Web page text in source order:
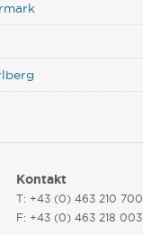
Kontakt
T: +43 (0) 463 210 700
F: +43 (0) 463 218 003